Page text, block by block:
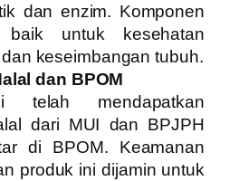
dan enzim. Komponen
untuk kesehatan
keseimbangan tubuh.
dan BPOM
telah mendapatkan
dari MUI dan BPJPH
di BPOM. Keamanan
produk ini dijamin untuk